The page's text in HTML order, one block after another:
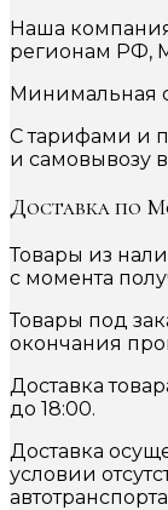
Наша
регионам РФ,
Минимальная
С тарифами и
и самовывозу
Доставка по
Товары из
с момента
Товары под
окончания
Доставка
до 18:00.
Доставка
условии